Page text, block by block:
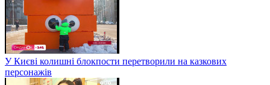
У Києві колишні блокпости перетворили на казкових
персонажів